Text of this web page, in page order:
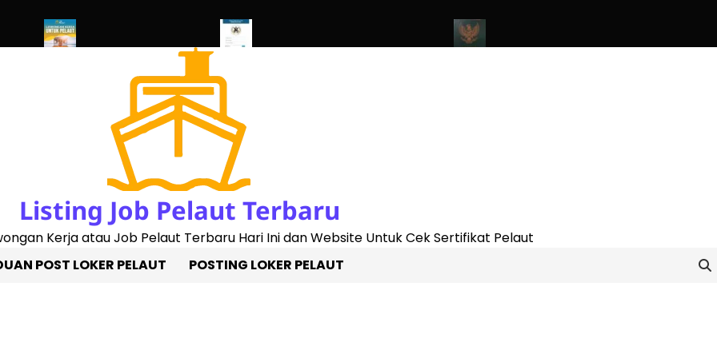
Listing Job Pelaut Terbaru
Kerja atau Job Pelaut Terbaru Hari Ini dan Website Untuk Cek Sertifikat Pelaut
POST LOKER PELAUT POSTING LOKER PELAUT